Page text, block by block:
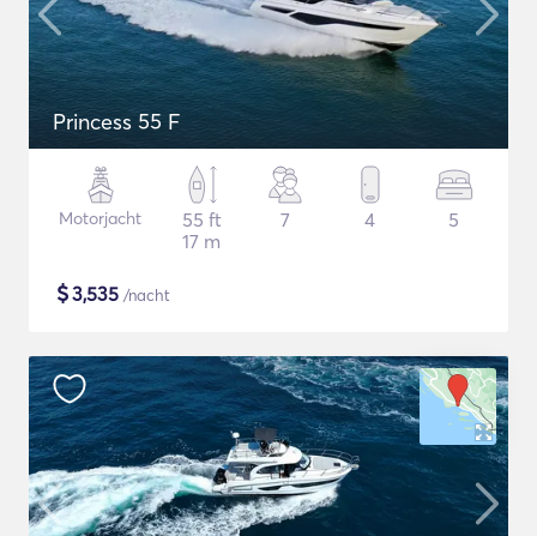
Princess 55 F
Motorjacht
55 ft
17 m
7 4 5
$3,535 /nacht